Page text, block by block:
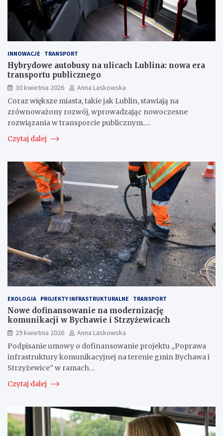
INNOWACJE TRANSPORT
Hybrydowe autobusy na ulicach Lublina: nowa era
transportu publicznego
30 kwietnia 2026
Anna Laskowska
Coraz większe miasta, takie jak Lublin, stawiają na
zrównoważony rozwój, wprowadzając nowoczesne
rozwiązania w transporcie publicznym.…
Czytaj dalej
EKOLOGIA PROJEKTY INFRASTRUKTURALNE TRANSPORT
Nowe dofinansowanie na modernizację
komunikacji w Bychawie i Strzyżewicach
29 kwietnia 2026
Anna Laskowska
Podpisanie umowy o dofinansowanie projektu „Poprawa
infrastruktury komunikacyjnej na terenie gmin Bychawa i
Strzyżewice” w ramach…
Czytaj dalej